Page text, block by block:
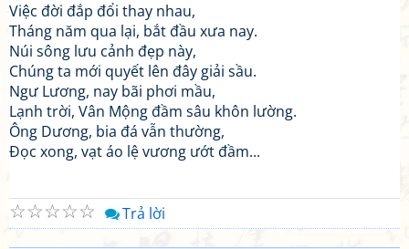
Việc đời đắp đổi thay nhau,
Tháng năm qua lại, bắt đầu xưa nay.
Núi sông lưu cảnh đẹp này,
Chúng ta mới quyết lên đây giải sầu.
Ngư Lương, nay bãi phơi mầu,
Lạnh trời, Vân Mộng đầm sâu khôn lường.
Ông Dương, bia đá vẫn thường,
Đọc xong, vạt áo lệ vương ướt đầm...
☆
☆
☆
☆
☆ Trả lời